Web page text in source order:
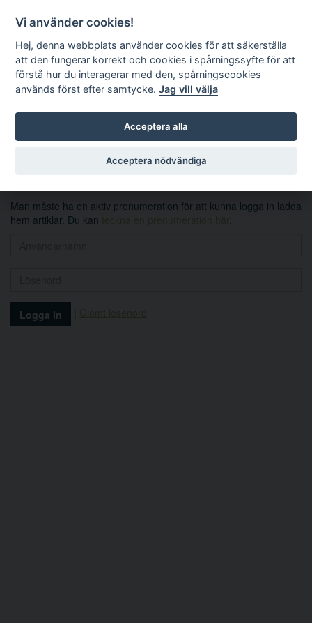
Sök
Logga in
Man måste ha en aktiv prenumeration för att kunna logga in ladda
hem artiklar. Du kan
|
Vi använder cookies!
Hej, denna webbplats använder cookies för att säkerställa
att den fungerar korrekt och cookies i spårningssyfte för att
förstå hur du interagerar med den, spårningscookies
används först efter samtycke.Jag vill välja
Acceptera alla
Acceptera nödvändiga